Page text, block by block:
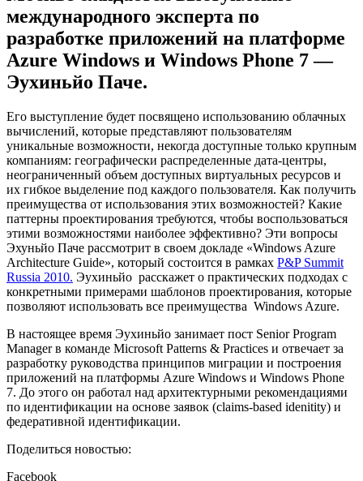
международного эксперта по
разработке приложений на платформе
Azure Windows и Windows Phone 7 —
Эухиньйо Паче.
Его выступление будет посвящено использованию облачных
вычислений, которые представляют пользователям
уникальные возможности, некогда доступные только крупным
компаниям: географически распределенные дата-центры,
неограниченный объем доступных виртуальных ресурсов и
их гибкое выделение под каждого пользователя. Как получить
преимущества от использования этих возможностей? Какие
паттерны проектирования требуются, чтобы воспользоваться
этими возможностями наиболее эффективно? Эти вопросы
Эхуньйо Паче рассмотрит в своем докладе «Windows Azure
Architecture Guide», который состоится в рамках P&P Summit
Russia 2010. Эухиньйо расскажет о практических подходах с
конкретными примерами шаблонов проектирования, которые
позволяют использовать все преимущества Windows Azure.
В настоящее время Эухиньйо занимает пост Senior Program
Manager в команде Microsoft Patterns & Practices и отвечает за
разработку руководства принципов миграции и построения
приложений на платформы Azure Windows и Windows Phone
7. До этого он работал над архитектурными рекомендациями
по идентификации на основе заявок (claims-based idenitity) и
федеративной идентификации.
Поделиться новостью:
Facebook